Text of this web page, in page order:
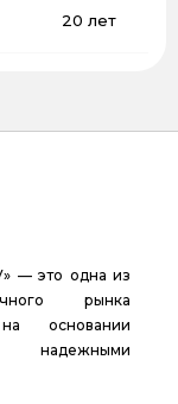
20 лет
— это одна из
рынка
основании
надежными